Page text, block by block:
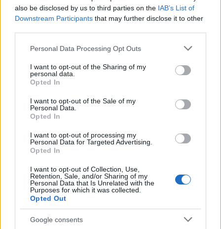
also be disclosed by us to third parties on the IAB’s List of
Downstream Participants that may further disclose it to other
Please note that this website/app uses one or more Google
not limited to your visit or usage behaviour. You may click to
grant or deny consent to Google and its third-party tags to
use your data for below specified purposes in below Google
consent section.
Personal Data Processing Opt Outs
I want to opt-out of the Sharing of my
personal data.
Opted In
I want to opt-out of the Sale of my
Personal Data.
Opted In
I want to opt-out of processing my
Personal Data for Targeted Advertising.
Opted In
I want to opt-out of Collection, Use,
Retention, Sale, and/or Sharing of my
Personal Data that Is Unrelated with the
Purposes for which it was collected.
Opted Out
Google consents
készült, drágakövekkel ékesített nemzeti ereklye
képét ...
8 tévhites anti-Covid-tréning
IAMedia•2021. április 04.